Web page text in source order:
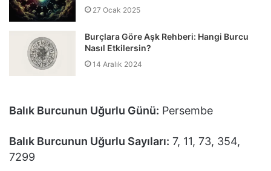
27 Ocak 2025
Burçlara Göre Aşk Rehberi: Hangi Burcu
Nasıl Etkilersin?
14 Aralık 2024
Balık Burcunun Uğurlu Günü: Persembe
Balık Burcunun Uğurlu Sayıları: 7, 11, 73, 354,
7299